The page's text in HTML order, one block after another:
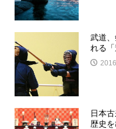
武道
れる「
日本
歴史を